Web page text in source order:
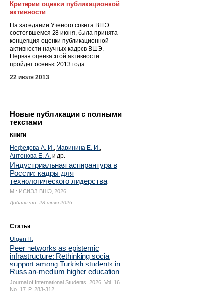
Критерии оценки публикационной
активности
На заседании Ученого совета ВШЭ,
состоявшемся 28 июня, была принята
концепция оценки публикационной
активности научных кадров ВШЭ.
Первая оценка этой активности
пройдет осенью 2013 года.
22 июля 2013
Новые публикации с полными
текстами
Книги
Нефедова А. И., Маринина Е. И.,
Антонова Е. А. и др.
Индустриальная аспирантура в
России: кадры для
технологического лидерства
М.: ИСИЭЗ ВШЭ, 2026.
Добавлено: 28 июля 2026
Статьи
Ulgen H.
Peer networks as epistemic
infrastructure: Rethinking social
support among Turkish students in
Russian-medium higher education
Journal of International Students. 2026. Vol. 16.
No. 17. P. 283-312.